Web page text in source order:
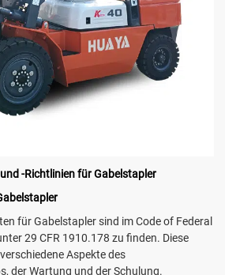
-Richtlinien für Gabelstapler
für Gabelstapler sind im Code of Federal
29 CFR 1910.178 zu finden. Diese
Aspekte des
der Wartung und der Schulung.